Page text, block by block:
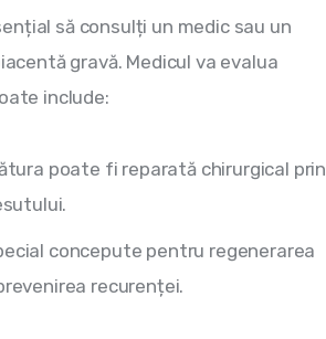
să consulți un medic sau un
gravă. Medicul va evalua
include:
poate fi reparată chirurgical prin
concepute pentru regenerarea
recurenței.